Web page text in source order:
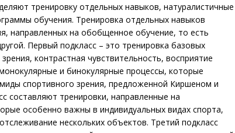
тренировку отдельных навыков, натуралистичные
обучения. Тренировка отдельных навыков
направленных на обобщенное обучение, то есть
Первый подкласс – это тренировка базовых
контрастная чувствительность, восприятие
и бинокулярные процессы, которые
спортивного зрения, предложенной Киршеном и
составляют тренировки, направленные на
особенно важны в индивидуальных видах спорта,
нескольких объектов. Третий подкласс